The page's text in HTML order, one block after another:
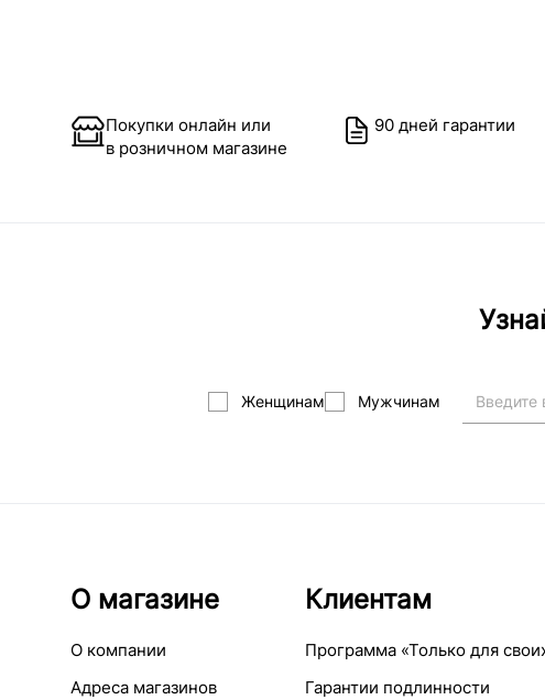
Покупки онлайн или
в розничном магазине
90 дней гарантии
Женщинам Мужчинам
О магазине
О компании
Адреса магазинов
Клиентам
Программа «Только для
Гарантии подлинности